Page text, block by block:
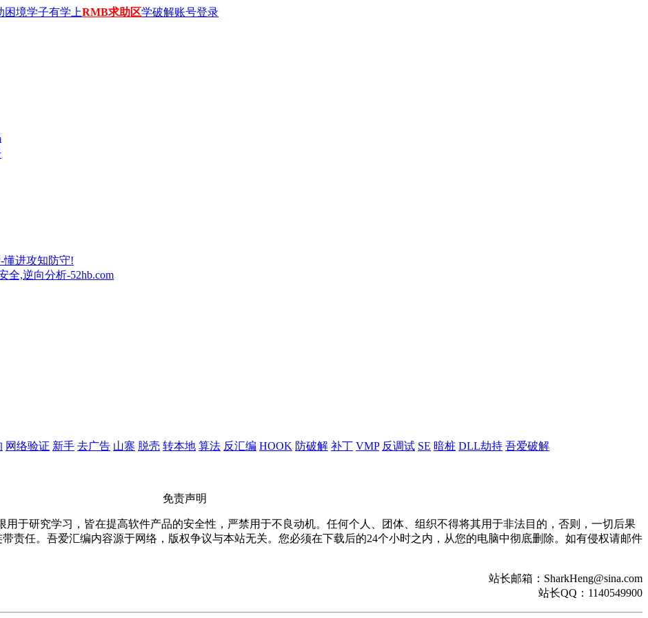
困境学子有学上RMB求助区学破解账号登录
懂进攻知防守!
全,逆向分析-52hb.com
网络验证 新手 去广告 山寨 脱壳 转本地 算法 反汇编 HOOK 防破解 补丁 VMP 反调试 SE 暗桩 DLL劫持 吾爱破解
免责声明
用于研究学习，皆在提高软件产品的安全性，严禁用于不良动机。任何个人、团体、组织不得将其用于非法目的，否则，一切后果
责任。吾爱汇编内容源于网络，版权争议与本站无关。您必须在下载后的24个小时之内，从您的电脑中彻底删除。如有侵权请邮件
站长邮箱：SharkHeng@sina.com
站长QQ：1140549900